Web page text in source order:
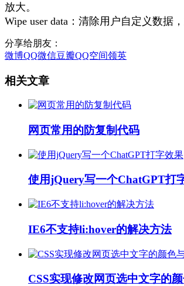
放大。
Wipe user data：清除用户自定义数据
分享给朋友：
微博QQ微信豆瓣QQ空间领英
相关文章
网页常用的防复制代码
使用jQuery写一个ChatGPT打
IE6不支持li:hover的解决方法
CSS实现修改网页选中文字的